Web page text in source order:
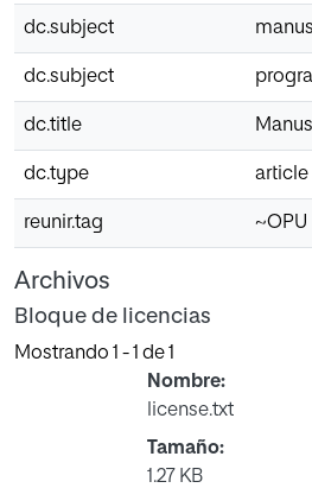
dc.subject
dc.subject
dc.title
dc.type article
reunir.tag ~OPU
Archivos
Bloque de licencias
Mostrando 1 - 1 de 1
Nombre:
license.txt
Tamaño:
1.27 KB